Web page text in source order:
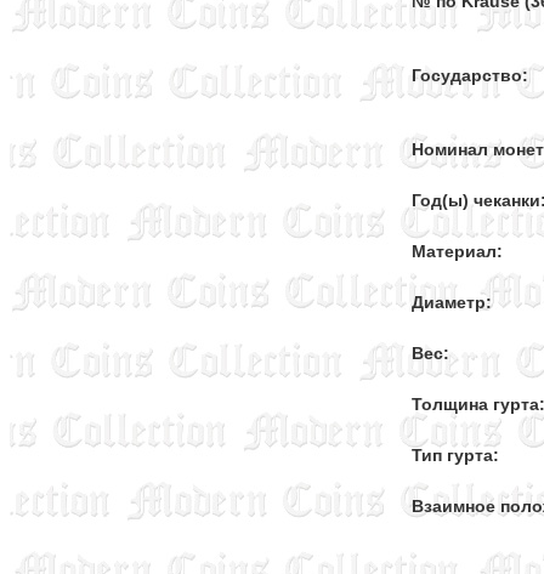
Государство:
Номинал
Год(ы)
Материал:
Диаметр:
Вес:
Толщина гурта:
Тип гурта:
Взаимное